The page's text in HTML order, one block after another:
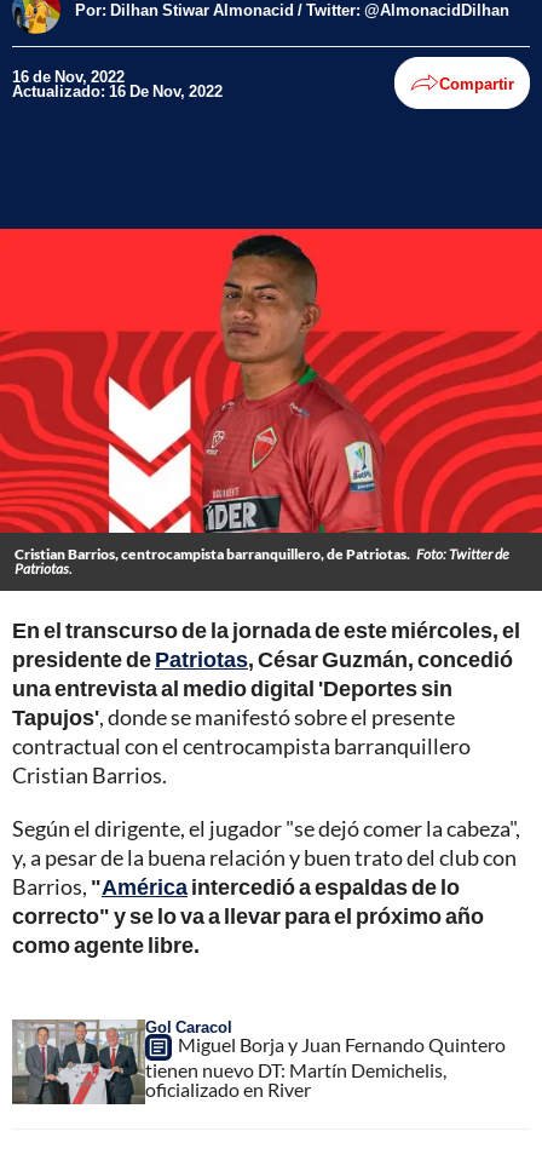
Por: Dilhan Stiwar Almonacid / Twitter: @AlmonacidDilhan
16 de Nov, 2022
Actualizado: 16 De Nov, 2022 Compartir
Cristian Barrios, centrocampista barranquillero, de Patriotas. Foto: Twitter de
Patriotas.
En el transcurso de la jornada de este miércoles, el
presidente dePatriotas, César Guzmán, concedió
una entrevista al medio digital 'Deportes sin
Tapujos', donde se manifestó sobre el presente
contractual con el centrocampista barranquillero
Cristian Barrios.
Según el dirigente, el jugador "se dejó comer la cabeza",
y, a pesar de la buena relación y buen trato del club con
Barrios, "Américaintercedió a espaldas de lo
correcto" y se lo va a llevar para el próximo año
como agente libre.
Gol Caracol
Miguel Borja y Juan Fernando Quintero
tienen nuevo DT: Martín Demichelis,
oficializado en River